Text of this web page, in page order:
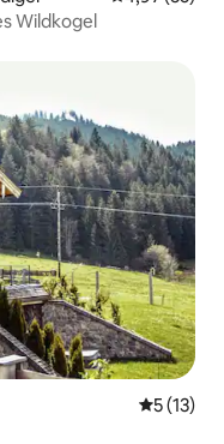
Wildkogel
5 (13)